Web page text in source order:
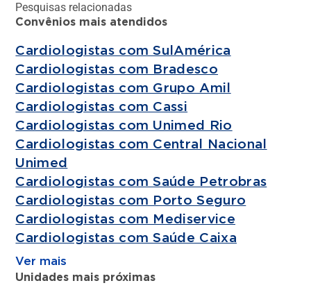
Pesquisas relacionadas
Convênios mais atendidos
Cardiologistas com SulAmérica
Cardiologistas com Bradesco
Cardiologistas com Grupo Amil
Cardiologistas com Cassi
Cardiologistas com Unimed Rio
Cardiologistas com Central Nacional
Unimed
Cardiologistas com Saúde Petrobras
Cardiologistas com Porto Seguro
Cardiologistas com Mediservice
Cardiologistas com Saúde Caixa
Ver mais
Unidades mais próximas